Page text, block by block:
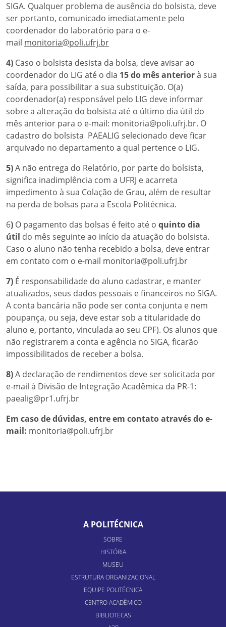
SIGA. Qualquer problema de ausência do bolsista, deve
ser portanto, comunicado imediatamente pelo
coordenador do laboratório para o e-
mail monitoria@poli.ufrj.br
4) Caso o bolsista desista da bolsa, deve avisar ao
coordenador do LIG até o dia 15 do mês anteriorà sua
saída, para possibilitar a sua substituição. O(a)
coordenador(a) responsável pelo LIG deve informar
sobre a alteração do bolsista até o último dia útil do
mês anterior para o e-mail: monitoria@poli.ufrj.br. O
cadastro do bolsista PAEALIG selecionado deve ficar
arquivado no departamento a qual pertence o LIG.
5)A não entrega do Relatório, por parte do bolsista,
significa inadimplência com a UFRJ e acarreta
impedimento à sua Colação de Grau, além de resultar
na perda de bolsas para a Escola Politécnica.
6) O pagamento das bolsas é feito até o quinto dia
útil do mês seguinte ao início da atuação do bolsista.
Caso o aluno não tenha recebido a bolsa, deve entrar
em contato com o e-mail monitoria@poli.ufrj.br
7) É responsabilidade do aluno cadastrar, e manter
atualizados, seus dados pessoais e financeiros no SIGA.
A conta bancária não pode ser conta conjunta e nem
poupança, ou seja, deve estar sob a titularidade do
aluno e, portanto, vinculada ao seu CPF). Os alunos que
não registrarem a conta e agência no SIGA, ficarão
impossibilitados de receber a bolsa.
8)A declaração de rendimentos deve ser solicitada por
e-mail à Divisão de Integração Acadêmica da PR-1:
paealig@pr1.ufrj.br
Em caso de dúvidas, entre em contato através do e-
mail: monitoria@poli.ufrj.br
A POLITÉCNICA
SOBRE
HISTÓRIA
MUSEU
ESTRUTURA ORGANIZACIONAL
EQUIPE POLITÉCNICA
CENTRO ACADÊMICO
BIBLIOTECAS